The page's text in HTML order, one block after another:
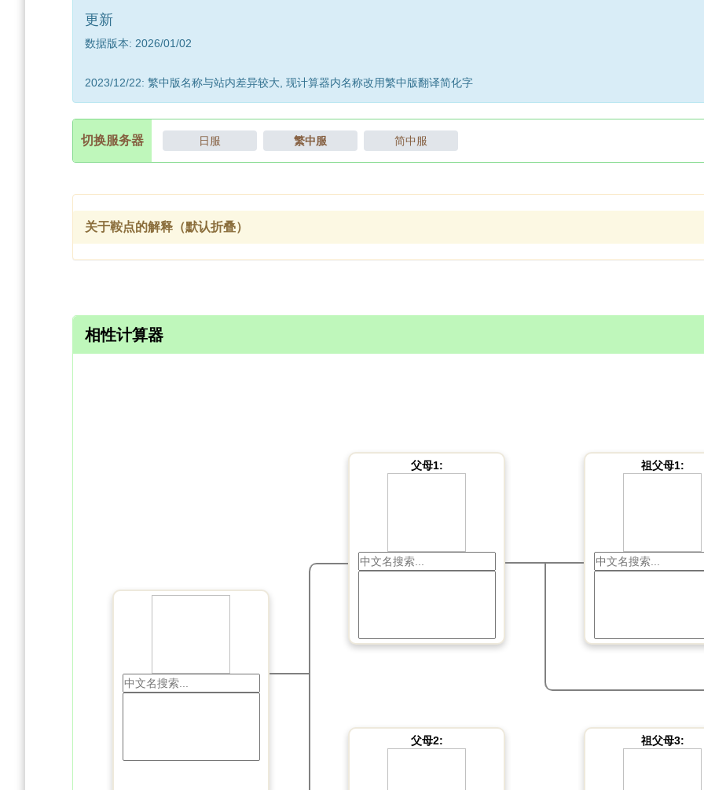
更新
数据版本: 2026/01/02
2023/12/22: 繁中版名称与站内差异较大, 现计算器内名称改用繁中版翻译简化字
切换服务器 日服 繁中服 简中服
关于鞍点的解释（默认折叠）
相性计算器
父母1: 祖父母1:
父母2: 祖父母3: